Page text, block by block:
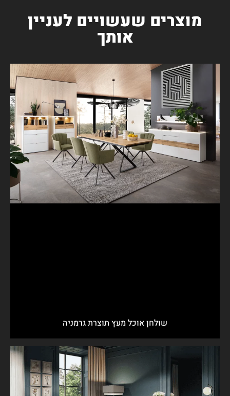
מוצרים שעשויים לעניין
אותך
שולחן אוכל מעץ תוצרת גרמניה